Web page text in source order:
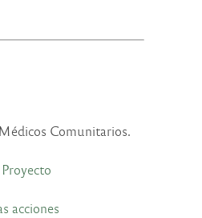
Comunitarios.
acciones